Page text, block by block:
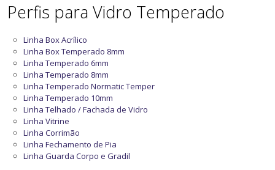
Perfis para Vidro Temperado
Linha Box Acrílico
Linha Box Temperado 8mm
Linha Temperado 6mm
Linha Temperado 8mm
Linha Temperado Normatic Temper
Linha Temperado 10mm
Linha Telhado / Fachada de Vidro
Linha Vitrine
Linha Corrimão
Linha Fechamento de Pia
Linha Guarda Corpo e Gradil